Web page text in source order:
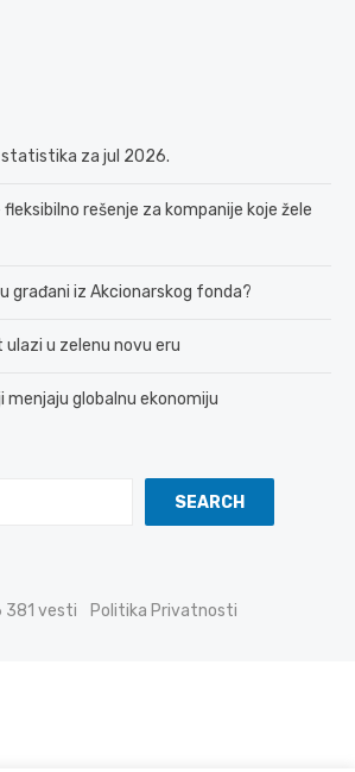
statistika za jul 2026.
fleksibilno rešenje za kompanije koje žele
građani iz Akcionarskog fonda?
ulazi u zelenu novu eru
menjaju globalnu ekonomiju
SEARCH
vesti Politika Privatnosti